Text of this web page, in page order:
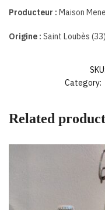
Producteur : Maison
Origine : Saint Loubès (33)
SKU:
Category:
Related